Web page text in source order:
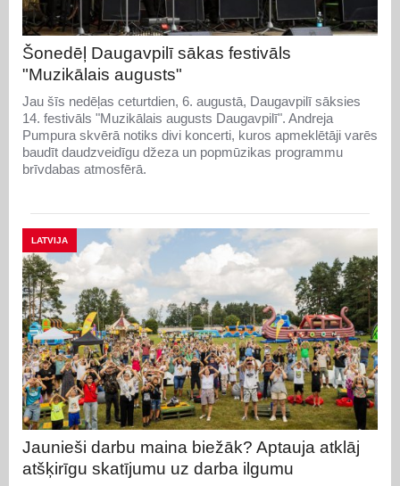
Šonedēļ Daugavpilī sākas festivāls
"Muzikālais augusts"
Jau šīs nedēļas ceturtdien, 6. augustā, Daugavpilī sāksies
14. festivāls "Muzikālais augusts Daugavpilī". Andreja
Pumpura skvērā notiks divi koncerti, kuros apmeklētāji varēs
baudīt daudzveidīgu džeza un popmūzikas programmu
brīvdabas atmosfērā.
LATVIJA
Jaunieši darbu maina biežāk? Aptauja atklāj
atšķirīgu skatījumu uz darba ilgumu